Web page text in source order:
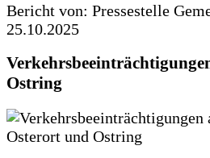
Bericht von: Pressestelle
25.10.2025
Ostring